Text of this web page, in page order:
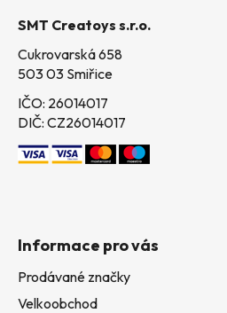
SMT Creatoys s.r.o.
Cukrovarská 658
503 03 Smiřice
IČO: 26014017
DIČ: CZ26014017
Informace pro vás
Prodávané značky
Velkoobchod